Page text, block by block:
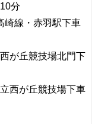
分
崎線・赤羽駅下車
が丘競技場北門下
西が丘競技場下車